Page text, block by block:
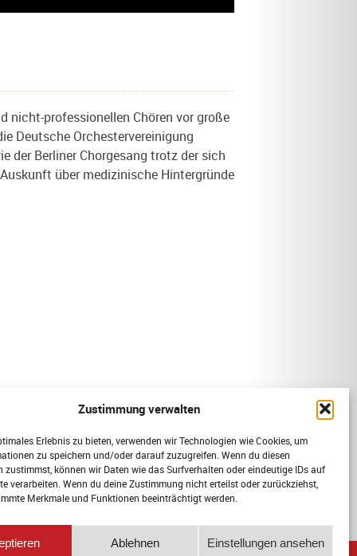
Zustimmung verwalten
Erlebnis zu bieten, verwenden wir Technologien wie Cookies, um
zu speichern und/oder darauf zuzugreifen. Wenn du diesen
zustimmst, können wir Daten wie das Surfverhalten oder eindeutige IDs auf
verarbeiten. Wenn du deine Zustimmung nicht erteilst oder zurückziehst,
Merkmale und Funktionen beeinträchtigt werden.
Ablehnen Einstellungen ansehen
nicht-professionellen Chören vor große
Deutsche Orchestervereinigung
der Berliner Chorgesang trotz der sich
über medizinische Hintergründe